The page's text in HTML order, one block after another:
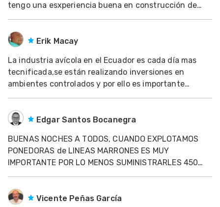
tengo una esxperiencia buena en construcción de
galpones. Los he realizado para la empresa
preocupación. De mi experienc
Erik Macay
La industria avícola en el Ecuador es cada día mas
tecnificada,se están realizando inversiones en
ambientes controlados y por ello es importante
realizar un buen diseño y construcción de la parte
profesional con experiencia que contribuye a
Edgar Santos Bocanegra
BUENAS NOCHES A TODOS, CUANDO EXPLOTAMOS
PONEDORAS de LINEAS MARRONES ES MUY
IMPORTANTE POR LO MENOS SUMINISTRARLES 450
Cm. cuadrados y 10 cm. lineales de comedero por ave;
semanas deben estar en el peso de la tabla segun la
Vicente Peñas García